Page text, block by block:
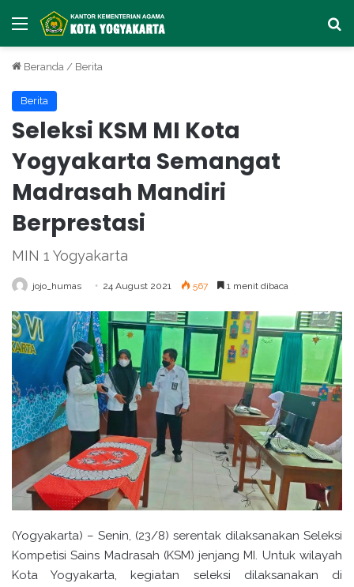
Menu
Beranda / Berita
Berita
Seleksi KSM MI Kota
Yogyakarta Semangat
Madrasah Mandiri
Berprestasi
MIN 1 Yogyakarta
jojo_humas 24 August 2021 567 1 menit dibaca
(Yogyakarta) – Senin, (23/8) serentak dilaksanakan Seleksi
Kompetisi Sains Madrasah (KSM) jenjang MI. Untuk wilayah
Kota Yogyakarta, kegiatan seleksi dilaksanakan di